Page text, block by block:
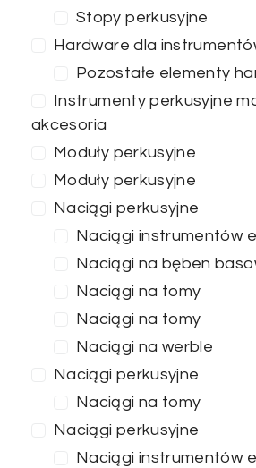
Stopy perkusyjne
Hardware dla
Pozostałe elementy
Instrumenty perkusyjne
akcesoria
Moduły perkusyjne
Moduły perkusyjne
Naciągi perkusyjne
Naciągi instrumentów
Naciągi na bęben
Naciągi na tomy
Naciągi na tomy
Naciągi na werble
Naciągi perkusyjne
Naciągi na tomy
Naciągi perkusyjne
Naciągi instrumentów